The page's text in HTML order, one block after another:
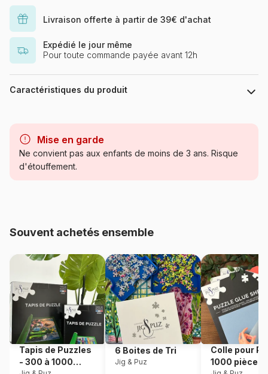
Livraison offerte à partir de 39€ d'achat
Expédié le jour même
Pour toute commande payée avant 12h
Caractéristiques du produit
Catégorie
Puzzles - Cartes du Monde et
Provenance Allemagne
Eurographics-8220-0557
EAN 628136205573
Nombre de pièces 2000 pièces
Dimensions 68 x 97 cm
Mise en garde
Ne convient pas aux enfants de moins de 3 ans. Risque
d'étouffement.
Souvent achetés ensemble
Tapis de Puzzles
- 300 à 1000
6 Boites de Tri
Jig & Puz
Colle pour
1000 pièces